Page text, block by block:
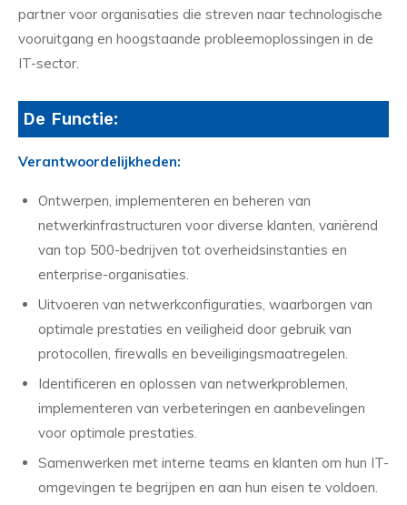
partner voor organisaties die streven naar technologische
vooruitgang en hoogstaande probleemoplossingen in de
IT-sector.
De Functie:
Verantwoordelijkheden:
Ontwerpen, implementeren en beheren van
netwerkinfrastructuren voor diverse klanten, variërend
van top 500-bedrijven tot overheidsinstanties en
enterprise-organisaties.
Uitvoeren van netwerkconfiguraties, waarborgen van
optimale prestaties en veiligheid door gebruik van
protocollen, firewalls en beveiligingsmaatregelen.
Identificeren en oplossen van netwerkproblemen,
implementeren van verbeteringen en aanbevelingen
voor optimale prestaties.
Samenwerken met interne teams en klanten om hun IT-
omgevingen te begrijpen en aan hun eisen te voldoen.